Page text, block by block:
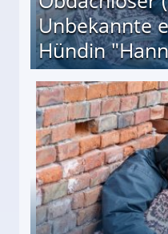
Unbekannte
Hündin
entführten seine Hündin